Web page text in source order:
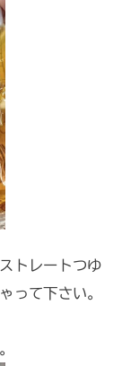
トレートつゆ
って下さい。